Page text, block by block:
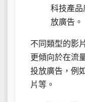
科技產品
放廣告。
不同類型的影
更傾向於在流
投放廣告，例
片等。